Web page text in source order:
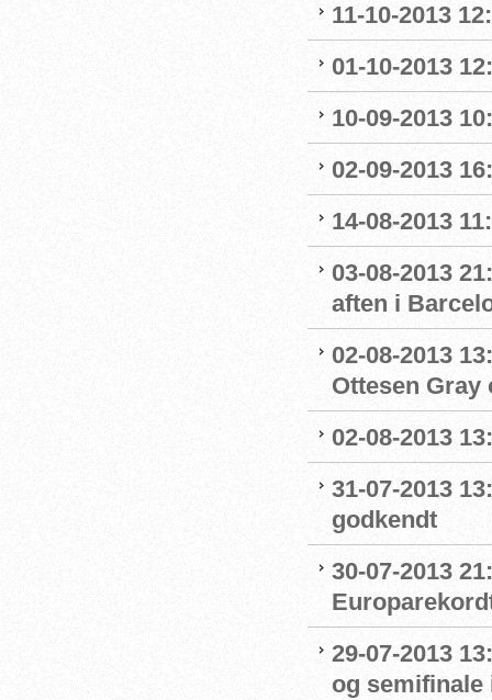
11-10-2013
01-10-2013
10-09-2013
02-09-2013
14-08-2013
03-08-2013
aften i
02-08-2013
Ottesen Gray
02-08-2013
31-07-2013
godkendt
30-07-2013
29-07-2013
og